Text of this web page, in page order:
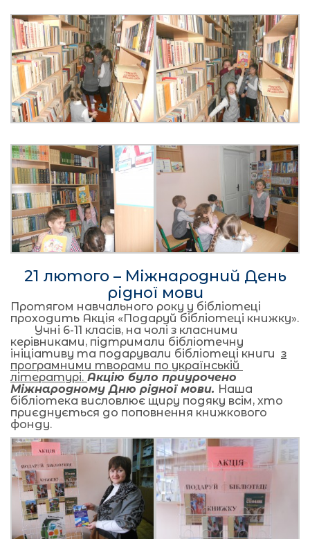
21 лютого – Міжнародний День
рідної мови
Протягом навчального року у бібліотеці
проходить Акція «Подаруй бібліотеці книжку».
Учні 6-11 класів, на чолі з класними
керівниками, підтримали бібліотечну
ініціативу та подарували бібліотеці книги з
програмними творами по українській
літературі. Акцію було приурочено
Міжнародному Дню рідної мови. Наша
бібліотека висловлює щиру подяку всім, хто
приєднується до поповнення книжкового
фонду.